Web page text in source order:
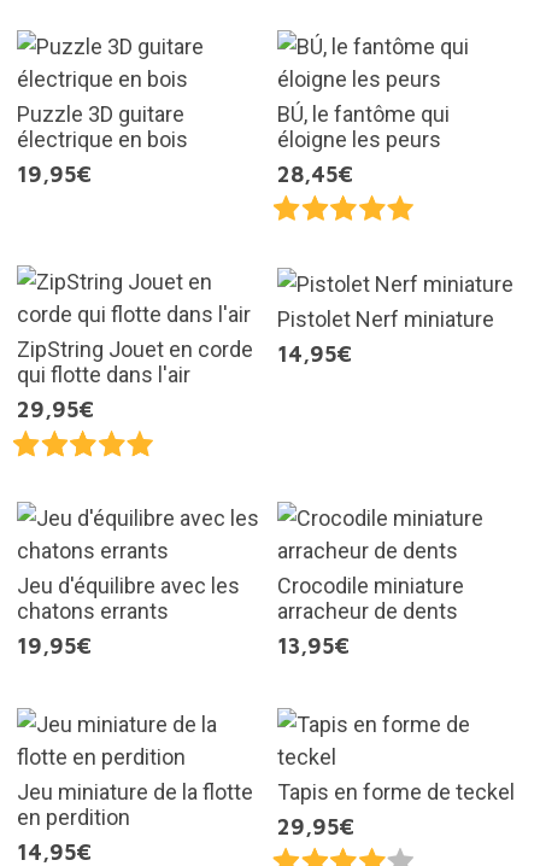
Puzzle 3D guitare
électrique en bois
19,95€
BÚ, le fantôme qui
éloigne les peurs
28,45€
ZipString Jouet en corde
qui flotte dans l'air
29,95€
Pistolet Nerf miniature
14,95€
Jeu d'équilibre avec les
chatons errants
19,95€
Crocodile miniature
arracheur de dents
13,95€
Jeu miniature de la flotte
en perdition
14,95€
Tapis en forme de teckel
29,95€